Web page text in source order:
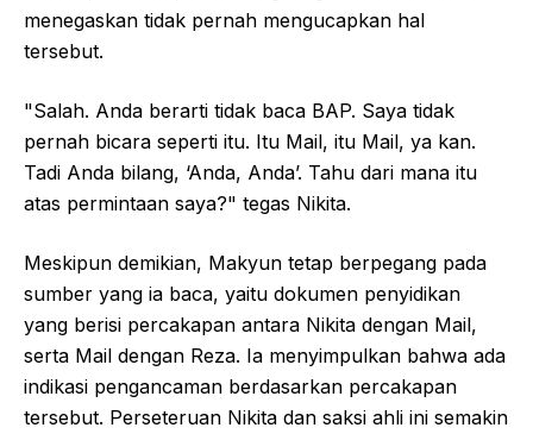
menegaskan tidak pernah mengucapkan hal
tersebut.
"Salah. Anda berarti tidak baca BAP. Saya tidak
pernah bicara seperti itu. Itu Mail, itu Mail, ya kan.
Tadi Anda bilang, ‘Anda, Anda’. Tahu dari mana itu
atas permintaan saya?" tegas Nikita.
Meskipun demikian, Makyun tetap berpegang pada
sumber yang ia baca, yaitu dokumen penyidikan
yang berisi percakapan antara Nikita dengan Mail,
serta Mail dengan Reza. Ia menyimpulkan bahwa ada
indikasi pengancaman berdasarkan percakapan
tersebut. Perseteruan Nikita dan saksi ahli ini semakin